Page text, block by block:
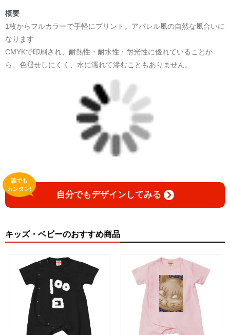
概要
1枚からフルカラーで手軽にプリント。アパレル風の自然な風合いに
なります
CMYKで印刷され、耐熱性・耐水性・耐光性に優れていることか
ら、色褪せしにくく、水に濡れて滲むこともありません。
自分でもデザインしてみる
誰でも
カンタン!
キッズ・ベビーのおすすめ商品